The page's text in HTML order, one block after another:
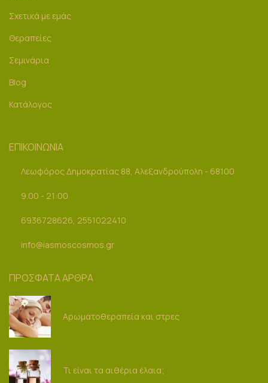
Σχετικά με εμάς
Θεραπείες
Σεμινάρια
Blog
Κατάλογος
ΕΠΙΚΟΙΝΩΝΙΑ
Λεωφόρος Δημοκρατίας 88, Αλεξανδρούπολη - 68100
9.00 - 21:00
6936728626, 2551022410
info@iasmoscosmos.gr
ΠΡΟΣΦΑΤΑ ΑΡΘΡΑ
Αρωματοθεραπεία και στρες
Τι είναι τα αιθέρια έλαια;